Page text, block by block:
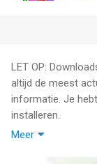
LET OP:
altijd de meest
informatie. Je
installeren.
Meer